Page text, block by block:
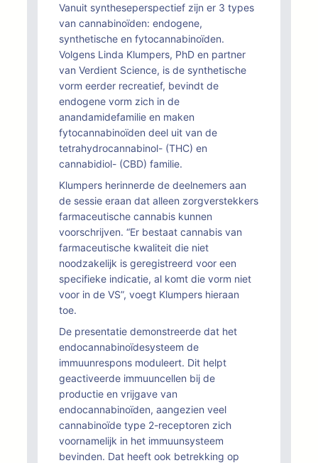
Vanuit syntheseperspectief zijn er 3 types
van cannabinoïden: endogene,
synthetische en fytocannabinoïden.
Volgens Linda Klumpers, PhD en partner
van Verdient Science, is de synthetische
vorm eerder recreatief, bevindt de
endogene vorm zich in de
anandamidefamilie en maken
fytocannabinoïden deel uit van de
tetrahydrocannabinol- (THC) en
cannabidiol- (CBD) familie.
Klumpers herinnerde de deelnemers aan
de sessie eraan dat alleen zorgverstekkers
farmaceutische cannabis kunnen
voorschrijven. “Er bestaat cannabis van
farmaceutische kwaliteit die niet
noodzakelijk is geregistreerd voor een
specifieke indicatie, al komt die vorm niet
voor in de VS”, voegt Klumpers hieraan
toe.
De presentatie demonstreerde dat het
endocannabinoïdesysteem de
immuunrespons moduleert. Dit helpt
geactiveerde immuuncellen bij de
productie en vrijgave van
endocannabinoïden, aangezien veel
cannabinoïde type 2-receptoren zich
voornamelijk in het immuunsysteem
bevinden. Dat heeft ook betrekking op